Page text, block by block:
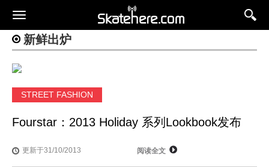
新鲜出炉
STREET FASHION
Fourstar：2013 Holiday 系列Lookbook发布
更新于31/10/2013 阅读全文